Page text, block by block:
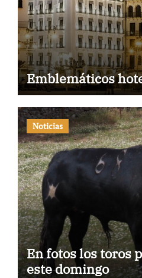
Emblemáticos
Noticias
En fotos los toros
este domingo